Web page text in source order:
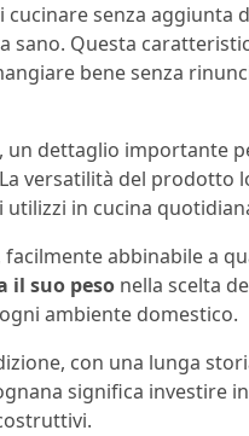
senza aggiunta
sano. Questa
bene senza
dettaglio importante
versatilità del prodotto
in cucina
abbinabile a
il suo peso nella scelta
ambiente domestico.
con una lunga
significa investire in